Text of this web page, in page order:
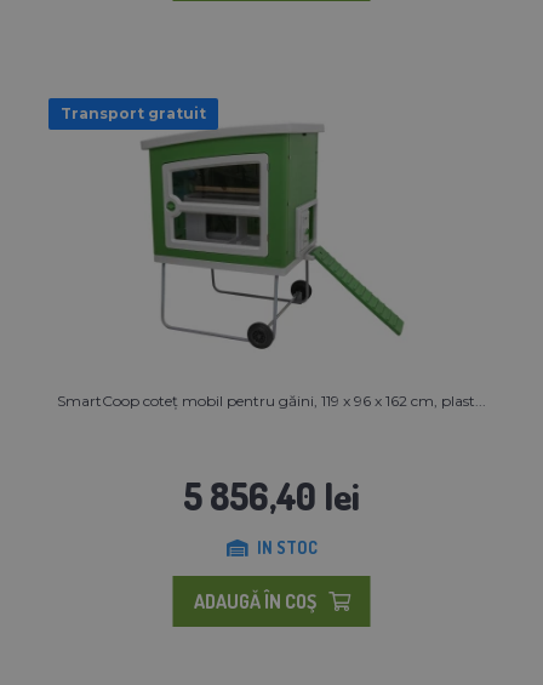
Transport gratuit
SmartCoop coteț mobil pentru găini, 119 x 96 x 162 cm, plast...
5 856,40 lei
IN STOC
ADAUGĂ ÎN COŞ